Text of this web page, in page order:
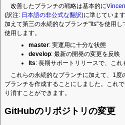
改善したブランチの戦略は基本的に
(訳注: 日本語の非公式な翻訳)に準じていま
加えて第三の永続的なブランチ"lts"を使用
使用します。
master: 実運用に十分な状態
develop: 最新の開発の変更を反映
lts: 長期サポートリリースで、こ
これらの永続的なブランチに加えて、1
ブランチを作成することにしました。これ
り消すことができます。
GitHubのリポジトリの変更